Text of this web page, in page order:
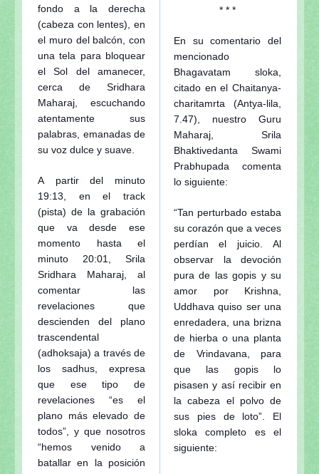
fondo a la derecha
(cabeza con lentes), en
el muro del balcón, con
una tela para bloquear
el Sol del amanecer,
cerca de Sridhara
Maharaj, escuchando
atentamente sus
palabras, emanadas de
su voz dulce y suave.
A partir del minuto
19:13, en el track
(pista) de la grabación
que va desde ese
momento hasta el
minuto 20:01, Srila
Sridhara Maharaj, al
comentar las
revelaciones que
descienden del plano
trascendental
(adhoksaja) a través de
los sadhus, expresa
que ese tipo de
revelaciones “es el
plano más elevado de
todos”, y que nosotros
“hemos venido a
batallar en la posición
* * *
En su comentario del
mencionado
Bhagavatam sloka,
citado en el Chaitanya-
charitamrta (Antya-lila,
7.47), nuestro Guru
Maharaj, Srila
Bhaktivedanta Swami
Prabhupada comenta
lo siguiente:
“Tan perturbado estaba
su corazón que a veces
perdían el juicio. Al
observar la devoción
pura de las gopis y su
amor por Krishna,
Uddhava quiso ser una
enredadera, una brizna
de hierba o una planta
de Vrindavana, para
que las gopis lo
pisasen y así recibir en
la cabeza el polvo de
sus pies de loto”. El
sloka completo es el
siguiente: